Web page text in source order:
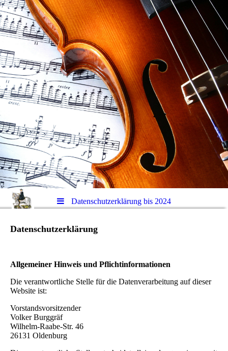
Datenschutzerklärung bis 2024
Datenschutzerklärung
Allgemeiner Hinweis und Pflichtinformationen
Die verantwortliche Stelle für die Datenverarbeitung auf dieser
Website ist:
Vorstandsvorsitzender
Volker Burggräf
Wilhelm-Raabe-Str. 46
26131 Oldenburg